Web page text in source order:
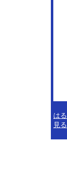
は
見る